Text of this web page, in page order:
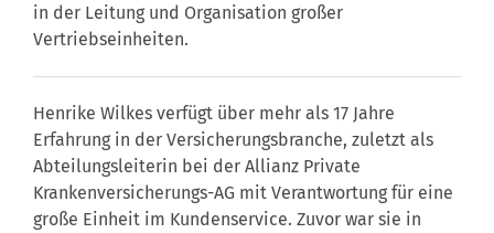
in der Leitung und Organisation großer
Vertriebseinheiten.
Henrike Wilkes verfügt über mehr als 17 Jahre
Erfahrung in der Versicherungsbranche, zuletzt als
Abteilungsleiterin bei der Allianz Private
Krankenversicherungs-AG mit Verantwortung für eine
große Einheit im Kundenservice. Zuvor war sie in